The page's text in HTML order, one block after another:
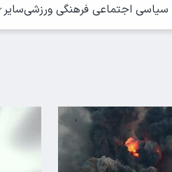
سیاسی اجتماعی فرهنگی ورزشیسایر